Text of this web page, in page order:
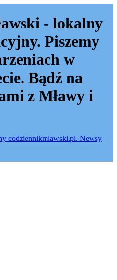
- lokalny
Piszemy
w
Bądź na
z Mławy i
– Mława